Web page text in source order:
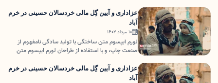
استفاده از طراحان
عزاداری و آیین گِل مالی خردسالان حسینی در خرم
آباد
۱۰ مرداد ۱۴۰۲
لورم ایپسوم متن ساختگی با تولید سادگی نامفهوم از
صنعت چاپ، و با استفاده از طراحان لورم ایپسوم متن
استفاده از طراحان
عزاداری و آیین گِل مالی خردسالان حسینی در خرم
آباد